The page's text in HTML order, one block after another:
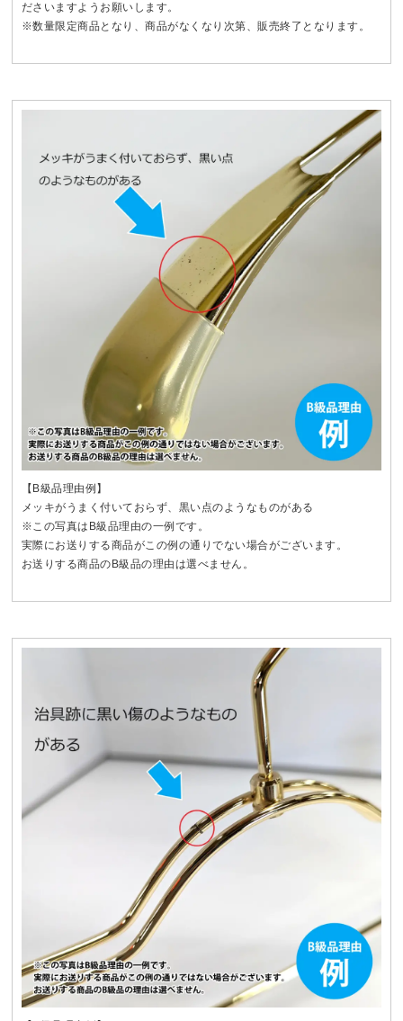
ださいますようお願いします。
※数量限定商品となり、商品がなくなり次第、販売終了となります。
【B級品理由例】
メッキがうまく付いておらず、黒い点のようなものがある
※この写真はB級品理由の一例です。
実際にお送りする商品がこの例の通りでない場合がございます。
お送りする商品のB級品の理由は選べません。